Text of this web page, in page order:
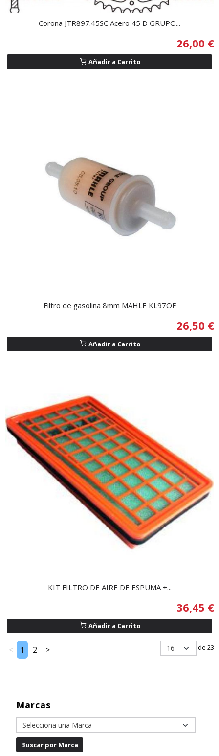
Marcas
Corona JTR897.45SC Acero 45 D GRUPO...
26,00 €
Añadir a Carrito
Filtro de gasolina 8mm MAHLE KL97OF
26,50 €
Añadir a Carrito
KIT FILTRO DE AIRE DE ESPUMA +...
36,45 €
Añadir a Carrito
< 1 2 > de 23